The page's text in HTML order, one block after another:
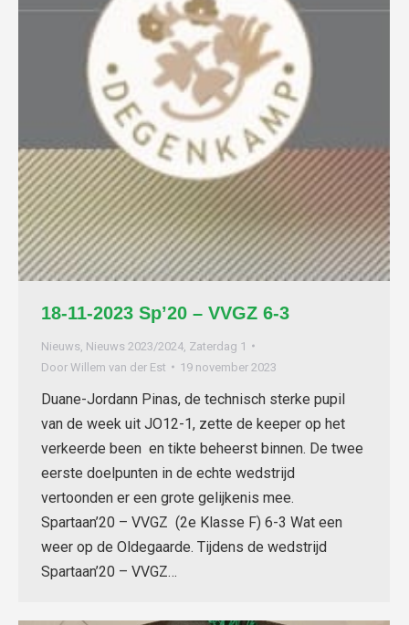
18-11-2023 Sp’20 – VVGZ 6-3
Nieuws Nieuws 2023/2024 Zaterdag 1
Door Willem van der Est 19 november 2023
Duane-Jordann Pinas, de technisch sterke pupil
van de week uit JO12-1, zette de keeper op het
verkeerde been en tikte beheerst binnen. De twee
eerste doelpunten in de echte wedstrijd
vertoonden er een grote gelijkenis mee.
Spartaan’20 – VVGZ (2e Klasse F) 6-3 Wat een
weer op de Oldegaarde. Tijdens de wedstrijd
Spartaan’20 – VVGZ…